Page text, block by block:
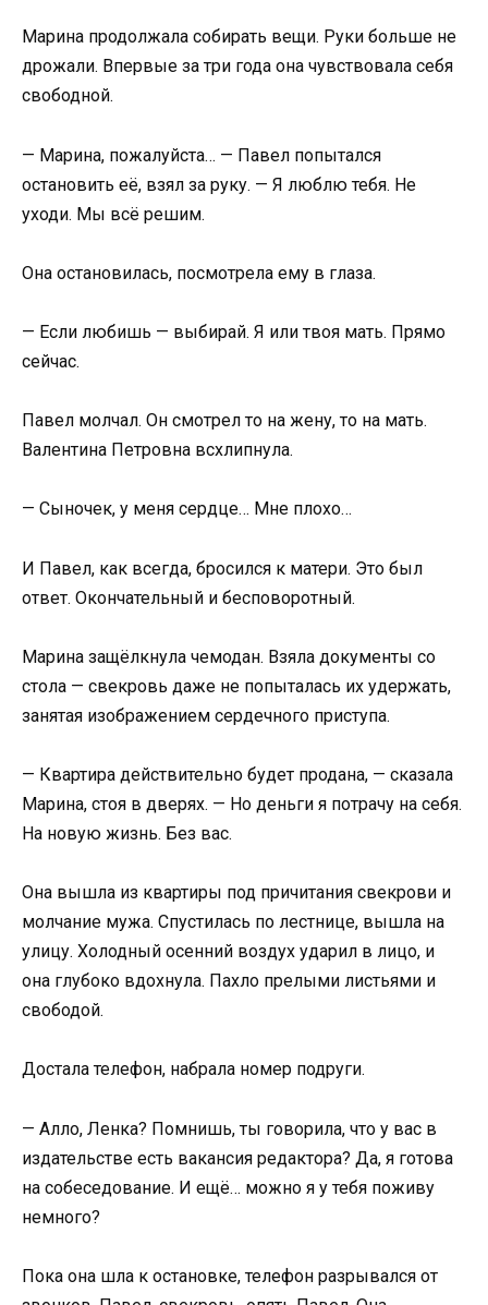
Марина продолжала собирать вещи. Руки больше не
дрожали. Впервые за три года она чувствовала себя
свободной.
— Марина, пожалуйста… — Павел попытался
остановить её, взял за руку. — Я люблю тебя. Не
уходи. Мы всё решим.
Она остановилась, посмотрела ему в глаза.
— Если любишь — выбирай. Я или твоя мать. Прямо
сейчас.
Павел молчал. Он смотрел то на жену, то на мать.
Валентина Петровна всхлипнула.
— Сыночек, у меня сердце… Мне плохо…
И Павел, как всегда, бросился к матери. Это был
ответ. Окончательный и бесповоротный.
Марина защёлкнула чемодан. Взяла документы со
стола — свекровь даже не попыталась их удержать,
занятая изображением сердечного приступа.
— Квартира действительно будет продана, — сказала
Марина, стоя в дверях. — Но деньги я потрачу на себя.
На новую жизнь. Без вас.
Она вышла из квартиры под причитания свекрови и
молчание мужа. Спустилась по лестнице, вышла на
улицу. Холодный осенний воздух ударил в лицо, и
она глубоко вдохнула. Пахло прелыми листьями и
свободой.
Достала телефон, набрала номер подруги.
— Алло, Ленка? Помнишь, ты говорила, что у вас в
издательстве есть вакансия редактора? Да, я готова
на собеседование. И ещё… можно я у тебя поживу
немного?
Пока она шла к остановке, телефон разрывался от